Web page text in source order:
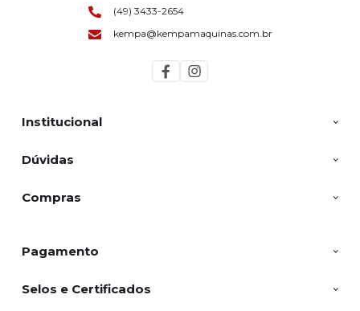
Institucional
Dúvidas
Compras
(49) 3433-2654
kempa@kempamaquinas.com.br
Pagamento
Selos e Certificados